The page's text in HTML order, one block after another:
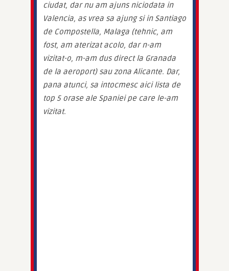
ciudat, dar nu am ajuns niciodata in
Valencia, as vrea sa ajung si in Santiago
de Compostella, Malaga (tehnic, am
fost, am aterizat acolo, dar n-am
vizitat-o, m-am dus direct la Granada
de la aeroport) sau zona Alicante. Dar,
pana atunci, sa intocmesc aici lista de
top 5 orase ale Spaniei pe care le-am
vizitat.